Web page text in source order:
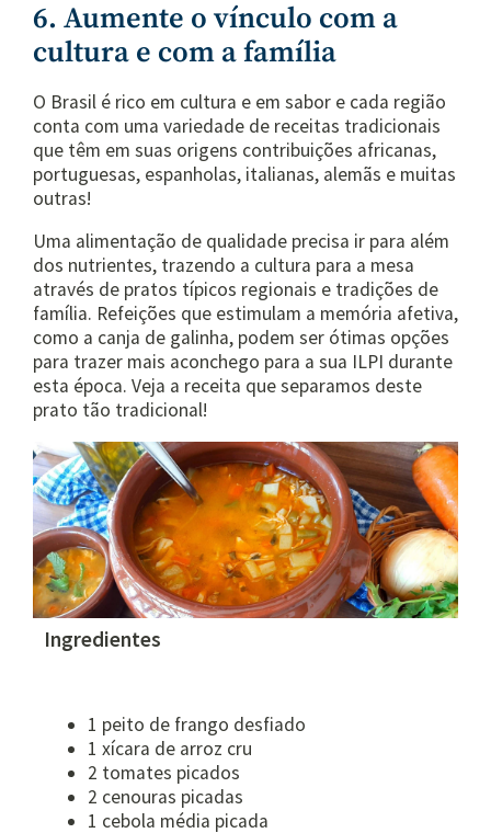
6. Aumente o vínculo com a
cultura e com a família
O Brasil é rico em cultura e em sabor e cada região
conta com uma variedade de receitas tradicionais
que têm em suas origens contribuições africanas,
portuguesas, espanholas, italianas, alemãs e muitas
outras!
Uma alimentação de qualidade precisa ir para além
dos nutrientes, trazendo a cultura para a mesa
através de pratos típicos regionais e tradições de
família. Refeições que estimulam a memória afetiva,
como a canja de galinha, podem ser ótimas opções
para trazer mais aconchego para a sua ILPI durante
esta época. Veja a receita que separamos deste
prato tão tradicional!
Ingredientes
1 peito de frango desfiado
1 xícara de arroz cru
2 tomates picados
2 cenouras picadas
1 cebola média picada